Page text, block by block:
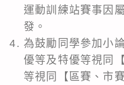
運動訓練站賽事因
發。
為鼓勵同學參加小
優等及特優等視同
等視同【區賽、市